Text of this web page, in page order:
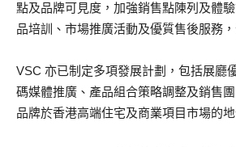
點及品牌可見度，加強銷售點陳列及體
品培訓、市場推廣活動及優質售後服務
VSC 亦已制定多項發展計劃，包括展廳
碼媒體推廣、產品組合策略調整及銷售
品牌於香港高端住宅及商業項目市場的地